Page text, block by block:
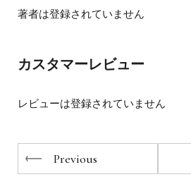
豊富なワークで「わかった」が「で
著者は登録されていません
カスタマーレビュー
レビューは登録されていません
Previous